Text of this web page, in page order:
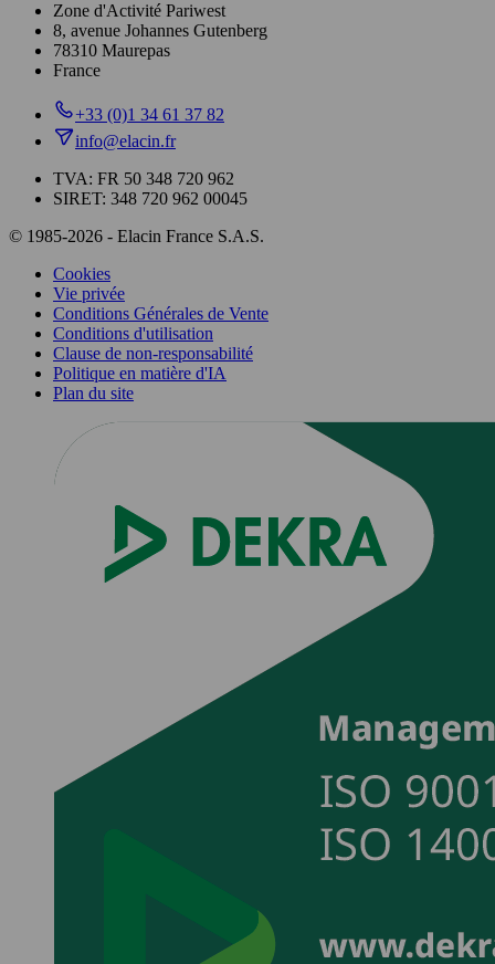
Zone d'Activité Pariwest
8, avenue Johannes Gutenberg
78310 Maurepas
France
+33 (0)1 34 61 37 82
info@elacin.fr
TVA: FR 50 348 720 962
SIRET: 348 720 962 00045
© 1985-2026 - Elacin France S.A.S.
Cookies
Vie privée
Conditions Générales de Vente
Conditions d'utilisation
Clause de non-responsabilité
Politique en matière d'IA
Plan du site